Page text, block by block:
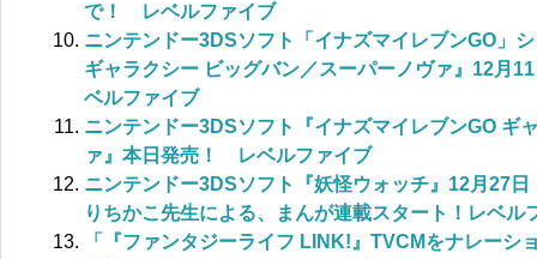
で！ レベルファイブ
ニンテンドー3DSソフト「イナズマイレブンGO」
ギャラクシー ビッグバン／スーパーノヴァ』12月
ベルファイブ
ニンテンドー3DSソフト『イナズマイレブンGO ギ
ァ』本日発売！ レベルファイブ
ニンテンドー3DSソフト『妖怪ウォッチ』12月27
りちかこ先生による、まんが連載スタート！レベル
「『ファンタジーライフ LINK!』TVCMをナレーシ